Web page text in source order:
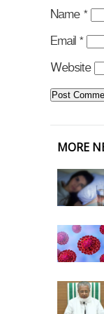
Name *
Email *
Website
MORE